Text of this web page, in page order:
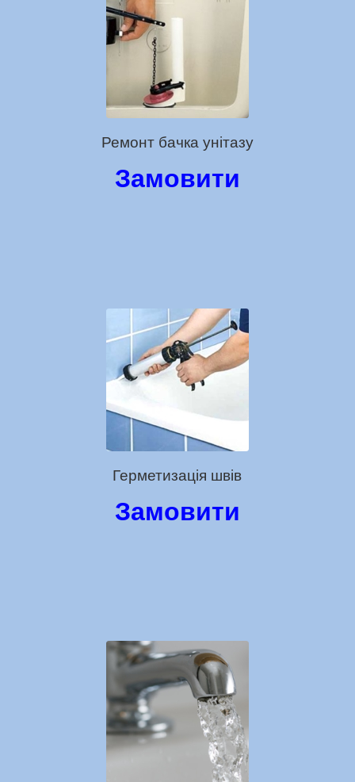
Ремонт бачка унітазу
Замовити
Герметизація швів
Замовити